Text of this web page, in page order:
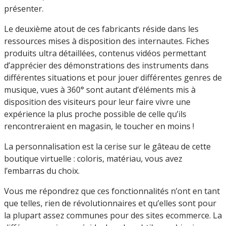
présenter.
Le deuxième atout de ces fabricants réside dans les
ressources mises à disposition des internautes. Fiches
produits ultra détaillées, contenus vidéos permettant
d’apprécier des démonstrations des instruments dans
différentes situations et pour jouer différentes genres de
musique, vues à 360° sont autant d’éléments mis à
disposition des visiteurs pour leur faire vivre une
expérience la plus proche possible de celle qu’ils
rencontreraient en magasin, le toucher en moins !
La personnalisation est la cerise sur le gâteau de cette
boutique virtuelle : coloris, matériau, vous avez
l’embarras du choix.
Vous me répondrez que ces fonctionnalités n’ont en tant
que telles, rien de révolutionnaires et qu’elles sont pour
la plupart assez communes pour des sites ecommerce. La